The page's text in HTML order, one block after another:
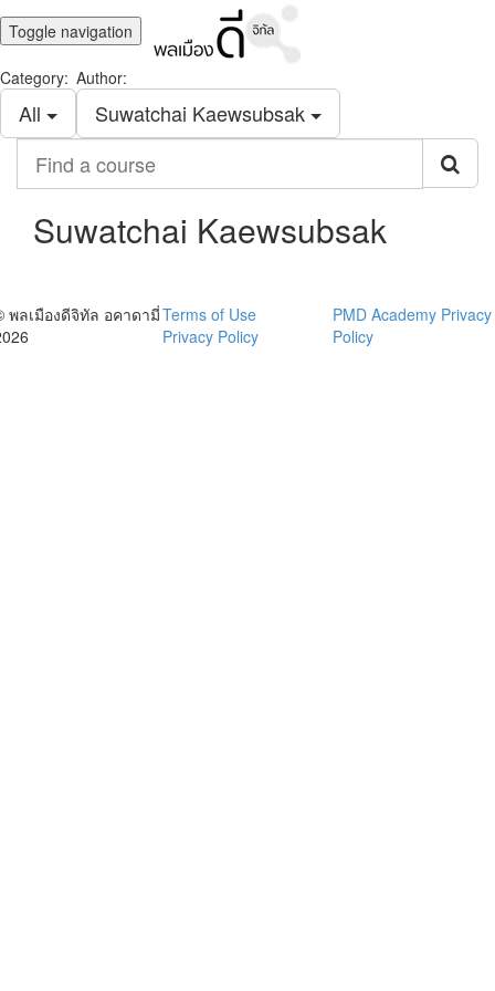
Toggle navigation
Category:
All
Author:
Suwatchai Kaewsubsak
course
Suwatchai Kaewsubsak
พลเมืองดีจิทัล อคาดามี่Terms of Use
Privacy Policy
PMD Academy Privacy
Policy